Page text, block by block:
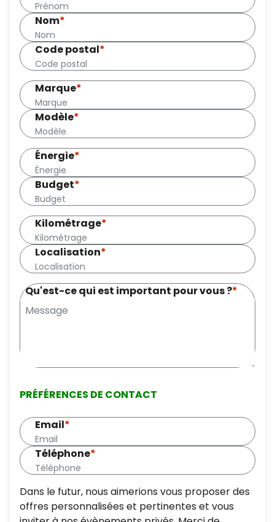
Nom*
Code postal*
Marque*
Modèle*
Énergie*
Budget*
Kilométrage*
Localisation*
Qu'est-ce qui est important pour vous ?*
PRÉFÉRENCES DE CONTACT
Email*
Téléphone*
Dans le futur, nous aimerions vous proposer des
offres personnalisées et pertinentes et vous